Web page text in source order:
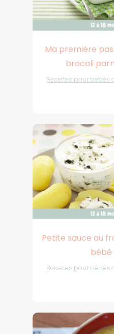
Ma première
brocoli
Recettes pour bébés
Petite sauce au
bébé
Recettes pour bébés